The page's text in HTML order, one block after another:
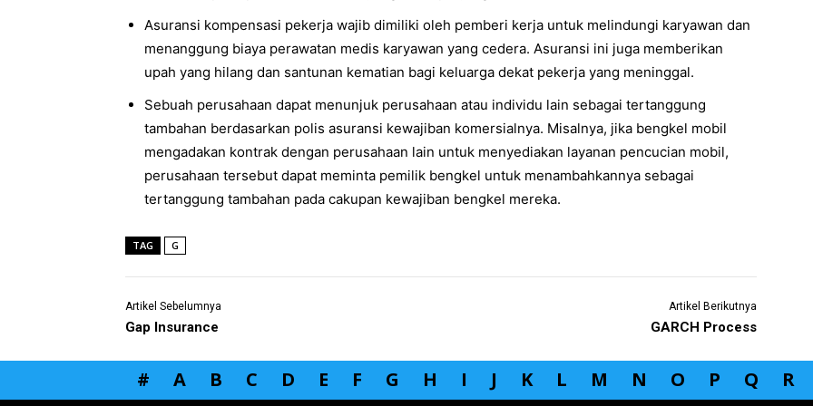
Asuransi kompensasi pekerja wajib dimiliki oleh pemberi kerja untuk melindungi karyawan dan
menanggung biaya perawatan medis karyawan yang cedera. Asuransi ini juga memberikan
upah yang hilang dan santunan kematian bagi keluarga dekat pekerja yang meninggal.
Sebuah perusahaan dapat menunjuk perusahaan atau individu lain sebagai tertanggung
tambahan berdasarkan polis asuransi kewajiban komersialnya. Misalnya, jika bengkel mobil
mengadakan kontrak dengan perusahaan lain untuk menyediakan layanan pencucian mobil,
perusahaan tersebut dapat meminta pemilik bengkel untuk menambahkannya sebagai
tertanggung tambahan pada cakupan kewajiban bengkel mereka.
TAG G
Artikel Sebelumnya
Gap Insurance
Artikel Berikutnya
GARCH Process
# A B C D E F G H I J K L M N O P Q R